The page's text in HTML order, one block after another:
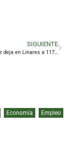
SIGUIENTE
Septiembre deja en Linares a 117 personas más en las listas del paro
Economía
Empleo